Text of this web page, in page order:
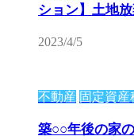
ション】土地
2023/4/5
不動産 固定資産
築○○年後の家